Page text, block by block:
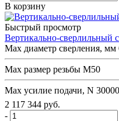
В корзину
Быстрый просмотр
Вертикально-сверлильный
Max диаметр сверления, мм
Мах размер резьбы М50
Мах усилие подачи, N 30000
2 117 344 руб.
-